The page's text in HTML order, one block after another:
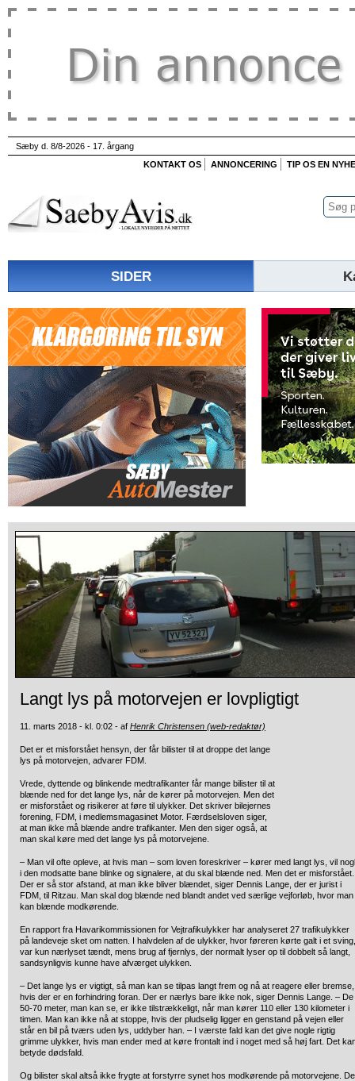
Sæby d. 8/8-2026 - 17. årgang
KONTAKT OS
ANNONCERING TIP OS EN
SIDER
Langt lys på motorvejen er lovpligtigt
11. marts 2018 - kl. 0:02 - af Henrik Christensen (web-redaktør)
Det er et misforstået hensyn, der får bilister til at droppe det lange
lys på motorvejen, advarer FDM.
Vrede, dyttende og blinkende medtrafikanter får mange bilister til at
blænde ned for det lange lys, når de kører på motorvejen. Men det
er misforstået og risikerer at føre til ulykker. Det skriver bilejernes
forening, FDM, i medlemsmagasinet Motor. Færdselsloven siger,
at man ikke må blænde andre trafikanter. Men den siger også, at
man skal køre med det lange lys på motorvejene.
– Man vil ofte opleve, at hvis man – som loven foreskriver – kører med langt lys, vil
i den modsatte bane blinke og signalere, at du skal blænde ned. Men det er misforstået.
Der er så stor afstand, at man ikke bliver blændet, siger Dennis Lange, der er jurist i
FDM, til Ritzau. Man skal dog blænde ned blandt andet ved særlige vejforløb, hvor man
kan blænde modkørende.
En rapport fra Havarikommissionen for Vejtrafikulykker har analyseret 27 trafikulykker
på landeveje sket om natten. I halvdelen af de ulykker, hvor føreren kørte galt i et sving,
var kun nærlyset tændt, mens brug af fjernlys, der normalt lyser op til dobbelt så langt,
sandsynligvis kunne have afværget ulykken.
– Det lange lys er vigtigt, så man kan se tilpas langt frem og nå at reagere eller bremse,
hvis der er en forhindring foran. Der er nærlys bare ikke nok, siger Dennis Lange. – De
50-70 meter, man kan se, er ikke tilstrækkeligt, når man kører 110 eller 130 kilometer i
timen. Man kan ikke nå at stoppe, hvis der pludselig ligger en genstand på vejen eller
står en bil på tværs uden lys, uddyber han. – I værste fald kan det give nogle rigtig
grimme ulykker, hvis man ender med at køre frontalt ind i noget med så høj fart. Det
betyde dødsfald.
Og bilister skal altså ikke frygte at forstyrre synet hos modkørende på motorvejene. De